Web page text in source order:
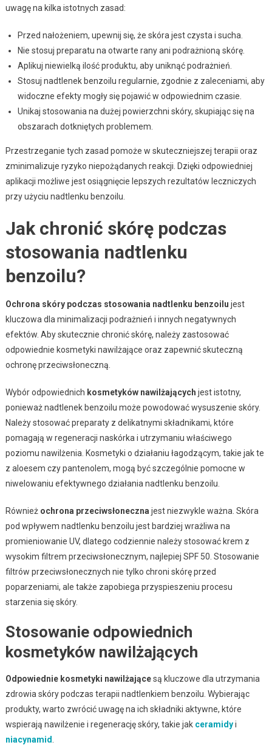
uwagę na kilka istotnych zasad:
Przed nałożeniem, upewnij się, że skóra jest czysta i sucha.
Nie stosuj preparatu na otwarte rany ani podrażnioną skórę.
Aplikuj niewielką ilość produktu, aby uniknąć podrażnień.
Stosuj nadtlenek benzoilu regularnie, zgodnie z zaleceniami, aby
widoczne efekty mogły się pojawić w odpowiednim czasie.
Unikaj stosowania na dużej powierzchni skóry, skupiając się na
obszarach dotkniętych problemem.
Przestrzeganie tych zasad pomoże w skuteczniejszej terapii oraz
zminimalizuje ryzyko niepożądanych reakcji. Dzięki odpowiedniej
aplikacji możliwe jest osiągnięcie lepszych rezultatów leczniczych
przy użyciu nadtlenku benzoilu.
Jak chronić skórę podczas
stosowania nadtlenku
benzoilu?
Ochrona skóry podczas stosowania nadtlenku benzoilu jest
kluczowa dla minimalizacji podrażnień i innych negatywnych
efektów. Aby skutecznie chronić skórę, należy zastosować
odpowiednie kosmetyki nawilżające oraz zapewnić skuteczną
ochronę przeciwsłoneczną.
Wybór odpowiednich kosmetyków nawilżających jest istotny,
ponieważ nadtlenek benzoilu może powodować wysuszenie skóry.
Należy stosować preparaty z delikatnymi składnikami, które
pomagają w regeneracji naskórka i utrzymaniu właściwego
poziomu nawilżenia. Kosmetyki o działaniu łagodzącym, takie jak te
z aloesem czy pantenolem, mogą być szczególnie pomocne w
niwelowaniu efektywnego działania nadtlenku benzoilu.
Również ochrona przeciwsłoneczna jest niezwykle ważna. Skóra
pod wpływem nadtlenku benzoilu jest bardziej wrażliwa na
promieniowanie UV, dlatego codziennie należy stosować krem z
wysokim filtrem przeciwsłonecznym, najlepiej SPF 50. Stosowanie
filtrów przeciwsłonecznych nie tylko chroni skórę przed
poparzeniami, ale także zapobiega przyspieszeniu procesu
starzenia się skóry.
Stosowanie odpowiednich
kosmetyków nawilżających
Odpowiednie kosmetyki nawilżającesą kluczowe dla utrzymania
zdrowia skóry podczas terapii nadtlenkiem benzoilu. Wybierając
produkty, warto zwrócić uwagę na ich składniki aktywne, które
wspierają nawilżenie i regenerację skóry, takie jak ceramidyi
niacynamid